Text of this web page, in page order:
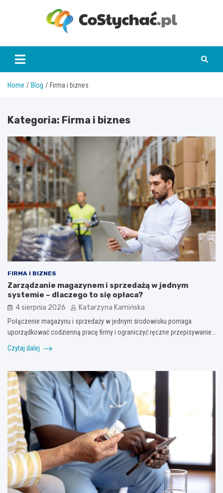
coslychac.pl
Home Blog Firma i biznes
Kategoria: Firma i biznes
FIRMA I BIZNES
Zarządzanie magazynem i sprzedażą w jednym
systemie – dlaczego to się opłaca?
4 sierpnia 2026 Katarzyna Kamińska
Połączenie magazynu i sprzedaży w jednym środowisku pomaga
uporządkować codzienną pracę firmy i ograniczyć ręczne przepisywanie…
Czytaj dalej